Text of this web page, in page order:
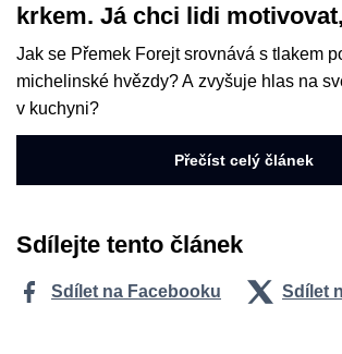
krkem. Já chci lidi
Jak se Přemek Forejt srovnává s tlakem
michelinské hvězdy? A zvyšuje hlas na
v kuchyni?
Přečíst celý článek
Sdílejte tento článek
Sdílet na Facebooku Sdílet